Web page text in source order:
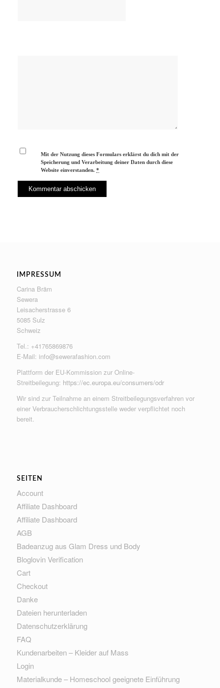
Mit der Nutzung dieses Formulars erklärst du dich mit der
Speicherung und Verarbeitung deiner Daten durch diese
Website einverstanden.*
IMPRESSUM
Carina Bräm
Sewera
Leisacherstrasse 6
5085 Sulz
Schweiz
Tel.: +41765869876
E-Mail: info@sewerafashion.com
Plattform der EU-Kommission zur Online-
Streitbeilegung: https://ec.europa.eu/consumers/odr
Wir sind zur Teilnahme an einem Streitbeilegungsverfahren vor
einer Verbraucherschlichtungsstelle weder verpflichtet noch
bereit.
SEITEN
Account
Affiliate Dashboard
Affiliate Dashboard
AGB
Badeanzug aus Glam Dress und Body
Bloglovin Verification
Cart
Checkout
Danke
Dateien herunterladen
Datenschutzerklärung
FAQ
Kundenarbeiten – Kleider auf Mass
Login
Materialkunde – Homeschool geeignete Einführung